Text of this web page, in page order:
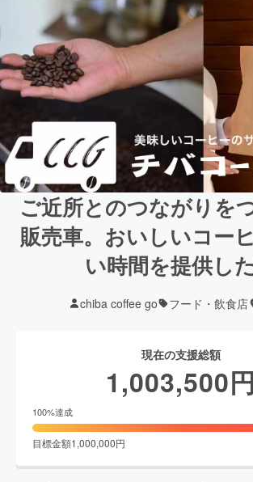
ご近所とのつながりを
販売車。おいしいコー
い時間を提供し
chiba coffee go フード・飲食店
現在の支援総額
1,003,500円
100%達成
目標金額1,000,000円